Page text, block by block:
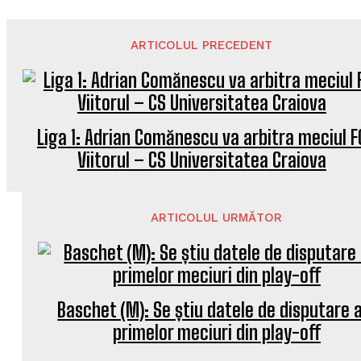
ARTICOLUL PRECEDENT
Liga 1: Adrian Comănescu va arbitra meciul
Viitorul – CS Universitatea Craiova
ARTICOLUL URMĂTOR
Baschet (M): Se știu datele de disputare
primelor meciuri din play-off